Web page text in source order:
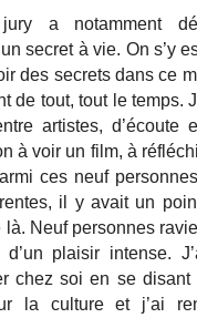
a notamment
secret à vie. On s’y
des secrets dans ce
de tout, tout le temps.
artistes, d’écoute
à voir un film, à
ces neuf
il y avait un
là. Neuf personnes
plaisir intense.
chez soi en se disant
la culture et j’ai